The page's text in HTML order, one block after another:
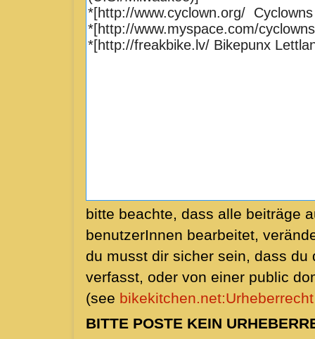
bitte beachte, dass alle beiträge
benutzerInnen bearbeitet,
du musst dir sicher sein, dass
verfasst, oder von einer public
(see bikekitchen.net:Urheberrecht
BITTE POSTE KEIN